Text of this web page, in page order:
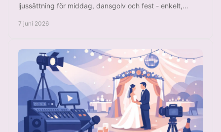
ljussättning för middag, dansgolv och fest - enkelt,
7 juni 2026